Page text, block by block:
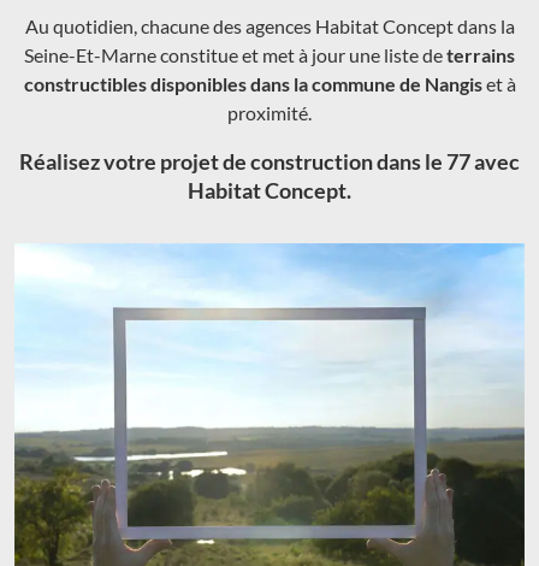
Au quotidien, chacune des agences Habitat Concept dans la
Seine-Et-Marne constitue et met à jour une liste deterrains
constructibles disponibles dans la commune de Nangiset à
proximité.
Réalisez votre projet de construction dans le 77 avec
Habitat Concept.